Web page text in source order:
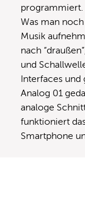
programmiert.
Was man
Musik
nach
und
Interfaces und
Analog 01
analoge
funktioniert
Smartphone